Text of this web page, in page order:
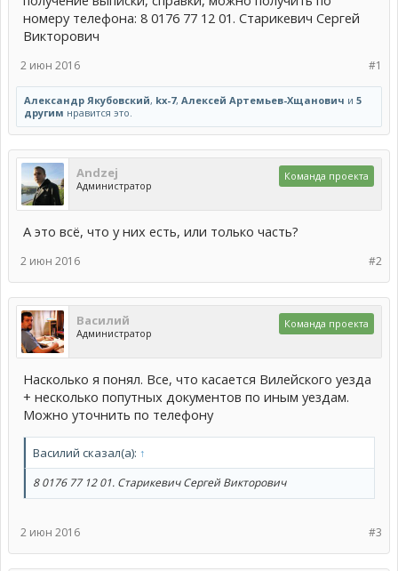
номеру телефона: 8 0176 77 12 01. Старикевич Сергей
Викторович
#1
2 июн 2016
Александр Якубовский, kx-7, Алексей Артемьев-Хщанович и 5
другим нравится это.
Andzej
Администратор
Команда проекта
А это всё, что у них есть, или только часть?
#2
2 июн 2016
Василий
Администратор
Команда проекта
Насколько я понял. Все, что касается Вилейского уезда
+ несколько попутных документов по иным уездам.
Можно уточнить по телефону
Василий сказал(а): ↑
8 0176 77 12 01. Старикевич Сергей Викторович
#3
2 июн 2016